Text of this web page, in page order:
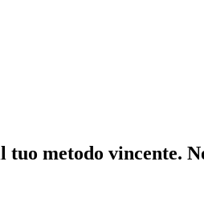
metodo vincente.